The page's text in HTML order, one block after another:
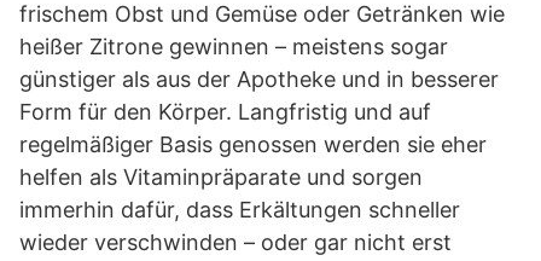
frischem Obst und Gemüse oder Getränken wie
heißer Zitrone gewinnen – meistens sogar
günstiger als aus der Apotheke und in besserer
Form für den Körper. Langfristig und auf
regelmäßiger Basis genossen werden sie eher
helfen als Vitaminpräparate und sorgen
immerhin dafür, dass Erkältungen schneller
wieder verschwinden – oder gar nicht erst